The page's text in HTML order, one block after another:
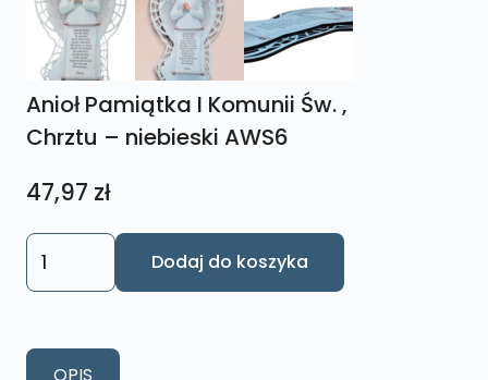
Anioł Pamiątka I Komunii Św. ,
Chrztu – niebieski AWS6
47,97 zł
ilość
Anioł
Komunii
Dodaj do koszyka